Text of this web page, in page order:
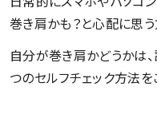
巻き肩かも？と心配に思う
自分が巻き肩かどうかは
つのセルフチェック方法を